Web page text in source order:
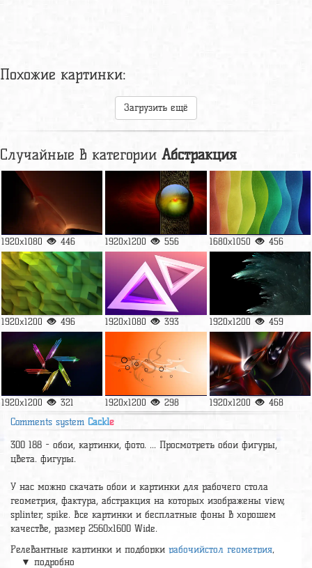
Похожие картинки:
Загрузить ещё
Случайные в категории Абстракция
1920x1080 446 1920x1200 556 1680x1050 456
1920x1200 496 1920x1080 393 1920x1200 459
1920x1200 321 1920x1200 298 1920x1200 468
Comments system Cackle
300 188 - обои, картинки, фото. ... Просмотреть обои фигуры,
цвета. фигуры.
У нас можно скачать обои и картинки для рабочего стола
геометрия, фактура, абстракция на которых изображены view,
splinter, spike. Все картинки и бесплатные фоны в хорошем
качестве, размер 2560x1600 Wide.
Релевантные картинки и подборки рабочийстол геометрия,
▼ подробно